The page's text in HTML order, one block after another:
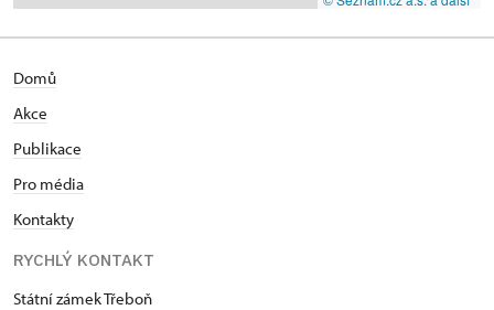
Domů
Akce
Publikace
Pro média
Kontakty
RYCHLÝ KONTAKT
Státní zámek Třeboň